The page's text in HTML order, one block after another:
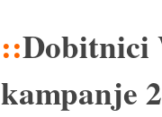
::Dobitnici
kampanje